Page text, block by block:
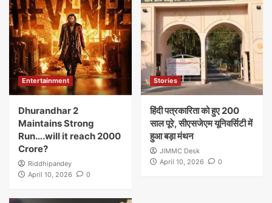
Entertainment
Dhurandhar 2
Maintains Strong
Run….will it reach 2000
Crore?
Riddhipandey
April 10, 2026
0
Stories
हिंदी पत्रकारिता को हुए 200
साल पूरे, सीएसजेएम यूनिवर्सिटी में
हुआ बड़ा मंथन
JIMMC Desk
April 10, 2026
0